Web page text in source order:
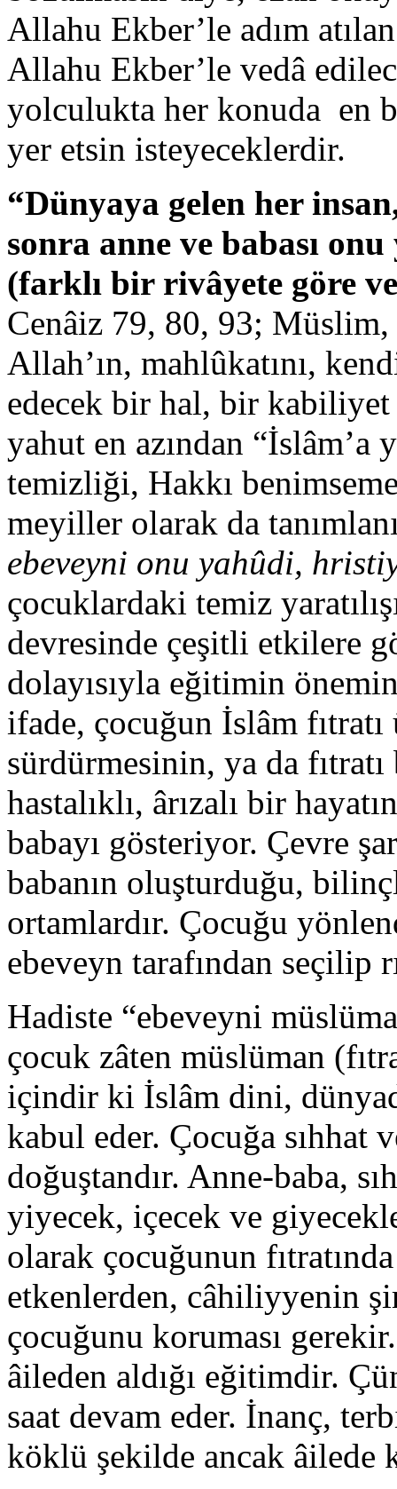
Allahu Ekber’le adım
Allahu Ekber’le vedâ
yolculukta her konuda en
yer etsin isteyeceklerdir.
“Dünyaya gelen her
sonra anne ve babası
(farklı bir rivâyete göre
Cenâiz 79, 80, 93;
Allah’ın, mahlûkatını,
edecek bir hal, bir kabiliyet
yahut en azından “İslâm’a
temizliği, Hakkı
meyiller olarak da
ebeveyni onu yahûdi,
çocuklardaki temiz
devresinde çeşitli etkilere
dolayısıyla eğitimin
ifade, çocuğun İslâm fıtratı
sürdürmesinin, ya da
hastalıklı, ârızalı bir
babayı gösteriyor. Çevre
babanın oluşturduğu,
ortamlardır. Çocuğu
ebeveyn tarafından seçilip
Hadiste “ebeveyni
çocuk zâten müslüman
içindir ki İslâm dini,
kabul eder. Çocuğa sıhhat
doğuştandır. Anne-baba,
yiyecek, içecek ve
olarak çocuğunun
etkenlerden, câhiliyyenin
çocuğunu koruması
âileden aldığı eğitimdir.
saat devam eder. İnanç,
köklü şekilde ancak âilede